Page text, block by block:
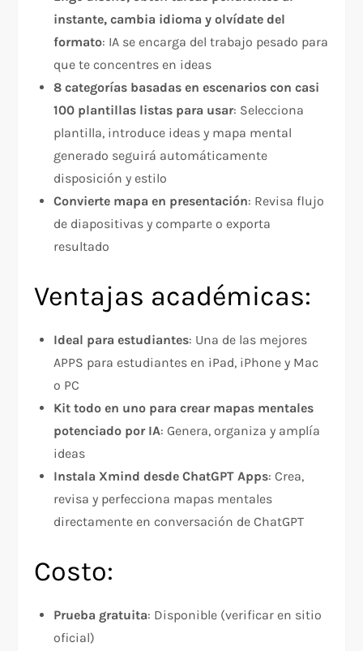
instante, cambia idioma y olvídate del
formato: IA se encarga del trabajo pesado para
que te concentres en ideas
8 categorías basadas en escenarios con casi
100 plantillas listas para usar: Selecciona
plantilla, introduce ideas y mapa mental
generado seguirá automáticamente
disposición y estilo
Convierte mapa en presentación: Revisa flujo
de diapositivas y comparte o exporta
resultado
Ventajas académicas:
Ideal para estudiantes: Una de las mejores
APPS para estudiantes en iPad, iPhone y Mac
o PC
Kit todo en uno para crear mapas mentales
potenciado por IA: Genera, organiza y amplía
ideas
Instala Xmind desde ChatGPT Apps: Crea,
revisa y perfecciona mapas mentales
directamente en conversación de ChatGPT
Costo:
Prueba gratuita: Disponible (verificar en sitio
oficial)